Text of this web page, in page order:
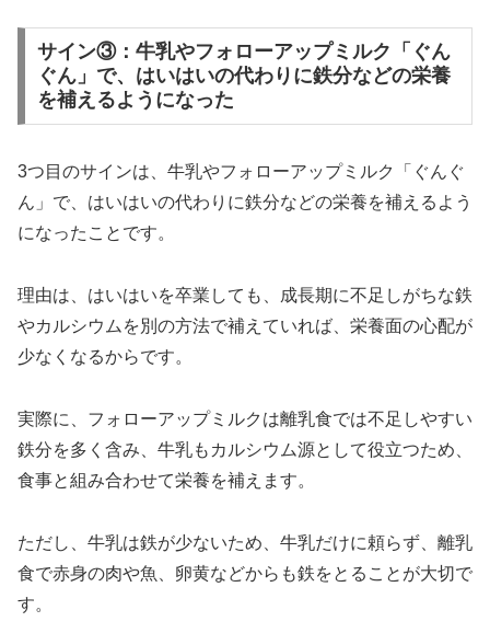
サイン③：牛乳やフォローアップミルク「ぐん
ぐん」で、はいはいの代わりに鉄分などの栄養
を補えるようになった
3つ目のサインは、牛乳やフォローアップミルク「ぐんぐ
ん」で、はいはいの代わりに鉄分などの栄養を補えるよう
になったことです。
理由は、はいはいを卒業しても、成長期に不足しがちな鉄
やカルシウムを別の方法で補えていれば、栄養面の心配が
少なくなるからです。
実際に、フォローアップミルクは離乳食では不足しやすい
鉄分を多く含み、牛乳もカルシウム源として役立つため、
食事と組み合わせて栄養を補えます。
ただし、牛乳は鉄が少ないため、牛乳だけに頼らず、離乳
食で赤身の肉や魚、卵黄などからも鉄をとることが大切で
す。